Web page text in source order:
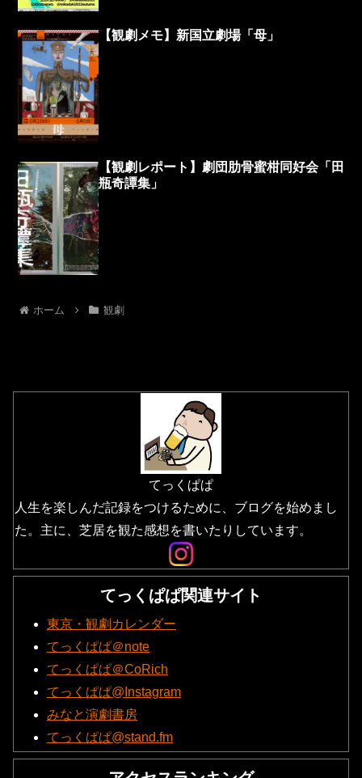
【観劇メモ】新国立劇場「母」
【観劇レポート】劇団肋骨蜜柑同好会「田
瓶奇譚集」
ホーム 観劇
てっくぱぱ
人生を楽しんだ記録をつけるために、ブログを始めまし
た。主に、芝居を観た感想を書いたりしています。
てっくぱぱ関連サイト
東京・観劇カレンダー
てっくぱぱ＠note
てっくぱぱ＠CoRich
てっくぱぱ@Instagram
みなと演劇書房
てっくぱぱ@stand.fm